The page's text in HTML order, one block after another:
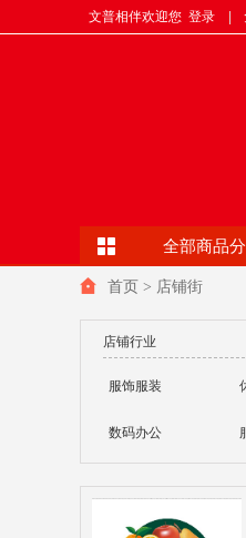
文普相伴欢迎您 登录
全部商品
首页 > 店铺街
店铺行业
服饰服装
数码办公